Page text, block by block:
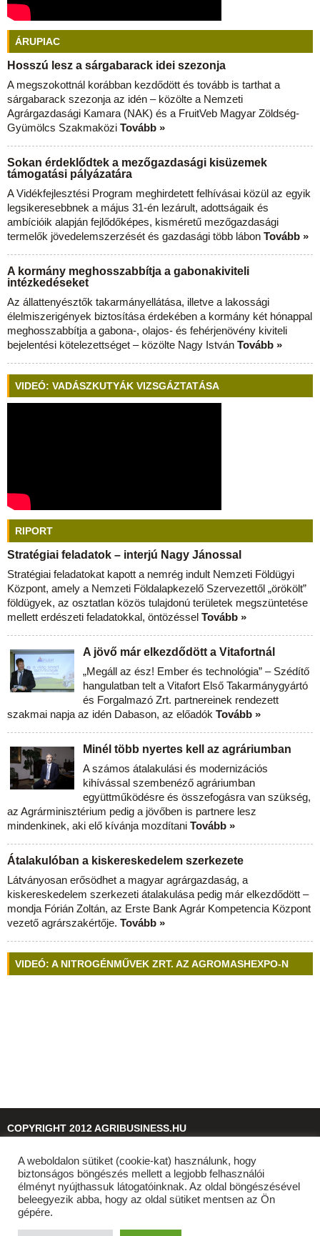
ÁRUPIAC
Hosszú lesz a sárgabarack idei szezonja
A megszokottnál korábban kezdődött és tovább is tarthat a
sárgabarack szezonja az idén – közölte a Nemzeti
Agrárgazdasági Kamara (NAK) és a FruitVeb Magyar Zöldség-
Gyümölcs Szakmaközi Tovább »
Sokan érdeklődtek a mezőgazdasági kisüzemek
támogatási pályázatára
A Vidékfejlesztési Program meghirdetett felhívásai közül az egyik
legsikeresebbnek a május 31-én lezárult, adottságaik és
ambícióik alapján fejlődőképes, kisméretű mezőgazdasági
termelők jövedelemszerzését és gazdasági több lábon Tovább »
A kormány meghosszabbítja a gabonakiviteli
intézkedéseket
Az állattenyésztők takarmányellátása, illetve a lakossági
élelmiszerigények biztosítása érdekében a kormány két hónappal
meghosszabbítja a gabona-, olajos- és fehérjenövény kiviteli
bejelentési kötelezettséget – közölte Nagy István Tovább »
VIDEÓ: VADÁSZKUTYÁK VIZSGÁZTATÁSA
RIPORT
Stratégiai feladatok – interjú Nagy Jánossal
Stratégiai feladatokat kapott a nemrég indult Nemzeti Földügyi
Központ, amely a Nemzeti Földalapkezelő Szervezettől „örökölt”
földügyek, az osztatlan közös tulajdonú területek megszüntetése
mellett erdészeti feladatokkal, öntözéssel Tovább »
A jövő már elkezdődött a Vitafortnál
„Megáll az ész! Ember és technológia” – Szédítő
hangulatban telt a Vitafort Első Takarmánygyártó
és Forgalmazó Zrt. partnereinek rendezett
szakmai napja az idén Dabason, az előadók Tovább »
Minél több nyertes kell az agráriumban
A számos átalakulási és modernizációs
kihívással szembenéző agráriumban
együttműködésre és összefogásra van szükség,
az Agrárminisztérium pedig a jövőben is partnere lesz
mindenkinek, aki elő kívánja mozdítani Tovább »
Átalakulóban a kiskereskedelem szerkezete
Látványosan erősödhet a magyar agrárgazdaság, a
kiskereskedelem szerkezeti átalakulása pedig már elkezdődött –
mondja Fórián Zoltán, az Erste Bank Agrár Kompetencia Központ
vezető agrárszakértője. Tovább »
VIDEÓ: A NITROGÉNMŰVEK ZRT. AZ AGROMASHEXPO-N
COPYRIGHT 2012 AGRIBUSINESS.HU
© 2026agribusiness.hu
A weboldalon sütiket (cookie-kat) használunk, hogy
biztonságos böngészés mellett a legjobb felhasználói
élményt nyújthassuk látogatóinknak. Az oldal böngészésével
beleegyezik abba, hogy az oldal sütiket mentsen az Ön
gépére.